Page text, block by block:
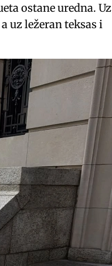
ostane uredna. Uz
uz ležeran teksas i